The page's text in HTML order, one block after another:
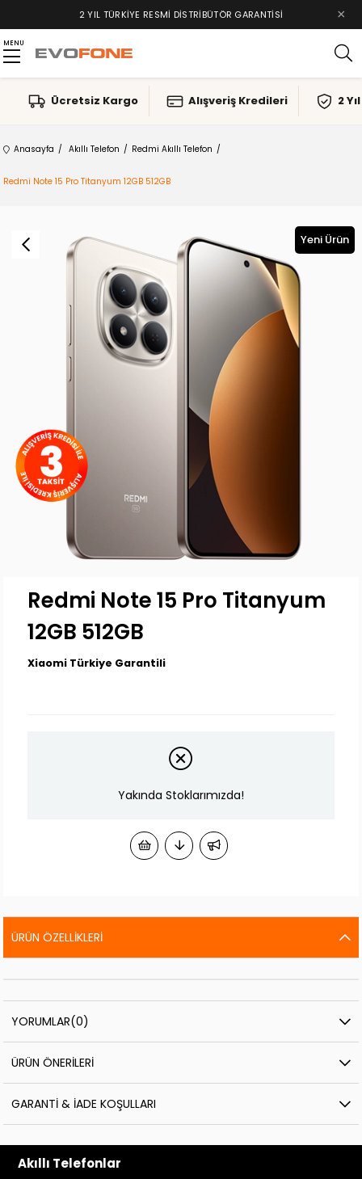
2 YIL TÜRKIYE RESMI DISTRIBÜTÖR GARANTISI ×
MENU
Ücretsiz Kargo Alışveriş Kredileri 2
Anasayfa Akıllı Telefon Redmi Akıllı Telefon
Redmi Note 15 Pro Titanyum 12GB 512GB
Yeni Ürün
Redmi Note 15 Pro Titanyum
12GB 512GB
Xiaomi Türkiye Garantili
Yakında Stoklarımızda!
ÜRÜN ÖZELLIKLERI
YORUMLAR(0)
ÜRÜN ÖNERILERI
GARANTI & İADE KOŞULLARI
Akıllı Telefonlar